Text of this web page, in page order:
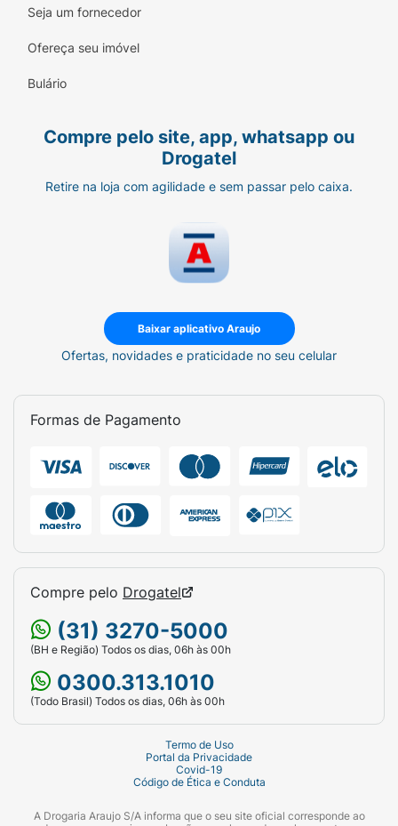
Seja um fornecedor
Ofereça seu imóvel
Bulário
Compre pelo site, app, whatsapp ou
Drogatel
Retire na loja com agilidade e sem passar pelo caixa.
Baixar aplicativo Araujo
Ofertas, novidades e praticidade no seu celular
Formas de Pagamento
Compre pelo Drogatel
(31) 3270-5000
(BH e Região) Todos os dias, 06h às 00h
0300.313.1010
(Todo Brasil) Todos os dias, 06h às 00h
Termo de Uso
Portal da Privacidade
Covid-19
Código de Ética e Conduta
A Drogaria Araujo S/A informa que o seu site oficial corresponde ao